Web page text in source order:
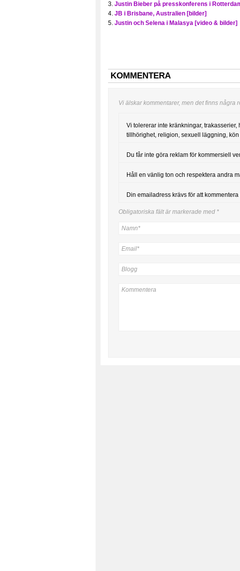
Justin Bieber på presskonferens i
JB i Brisbane, Australien [bilder]
Justin och Selena i Malasya [video & bilder]
KOMMENTERA
Vi älskar kommentarer, men det finns några
Vi tolererar inte kränkningar,
tillhörighet, religion, sexuell läggning,
Du får inte göra reklam för kommersiell
Håll en vänlig ton och respektera andra
Din emailadress krävs för att
Obligatoriska fält är markerade med *